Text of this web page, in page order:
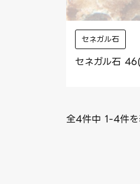
セネガル石
セネガル石
全4件中 1-4件